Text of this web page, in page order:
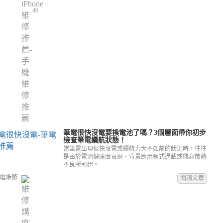
46
筆電很快沒電要換電池了嗎？3個層面帶你初步
檢查筆電續航狀態！
當筆電出現很快沒電或續航力大不如前的狀況時，往往
是由於電池健康度衰退、背景應用程式過載或機身散熱
不良所引起。
維修
閱讀文章